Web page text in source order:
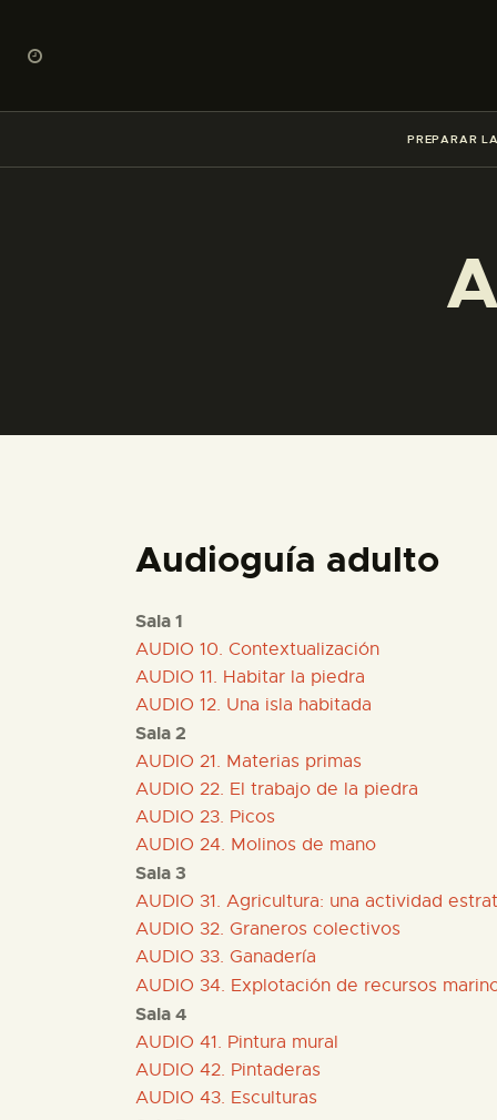
PREPARAR
Audioguía adulto
Sala 1
AUDIO 10. Contextualización
AUDIO 11. Habitar la piedra
AUDIO 12. Una isla habitada
Sala 2
AUDIO 21. Materias primas
AUDIO 22. El trabajo de la piedra
AUDIO 23. Picos
AUDIO 24. Molinos de mano
Sala 3
AUDIO 31. Agricultura: una actividad
AUDIO 32. Graneros colectivos
AUDIO 33. Ganadería
AUDIO 34. Explotación de recursos
Sala 4
AUDIO 41. Pintura mural
AUDIO 42. Pintaderas
AUDIO 43. Esculturas